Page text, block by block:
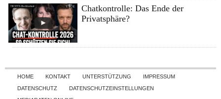
Chatkontrolle: Das Ende der
Privatsphäre?
Skip to content
HOME KONTAKT UNTERSTÜTZUNG
IMPRESSUM
DATENSCHUTZ
DATENSCHUTZEINSTELLUNGEN